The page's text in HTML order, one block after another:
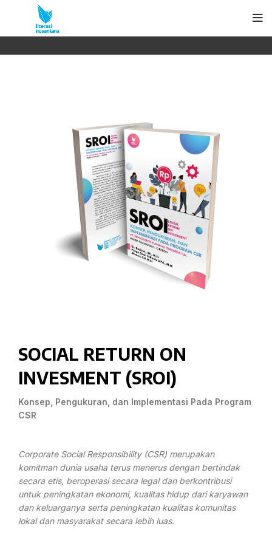
SOCIAL RETURN ON
INVESMENT (SROI)
Konsep, Pengukuran, dan Implementasi Pada Program
CSR
Corporate Social Responsibility (CSR) merupakan
komitman dunia usaha terus menerus dengan bertindak
secara etis, beroperasi secara legal dan berkontribusi
untuk peningkatan ekonomi, kualitas hidup dari karyawan
dan keluarganya serta peningkatan kualitas komunitas
lokal dan masyarakat secara lebih luas.